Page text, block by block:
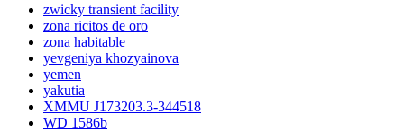
zwicky transient facility
zona ricitos de oro
zona habitable
yevgeniya khozyainova
yemen
yakutia
XMMU J173203.3-344518
WD 1586b